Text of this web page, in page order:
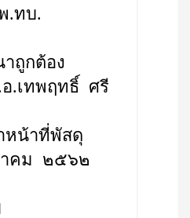
.สพ.ทบ.
กต้อง
.เทพฤทธิ์ ศรี
หน้าที่พัสดุ
ม ๒๕๖๒